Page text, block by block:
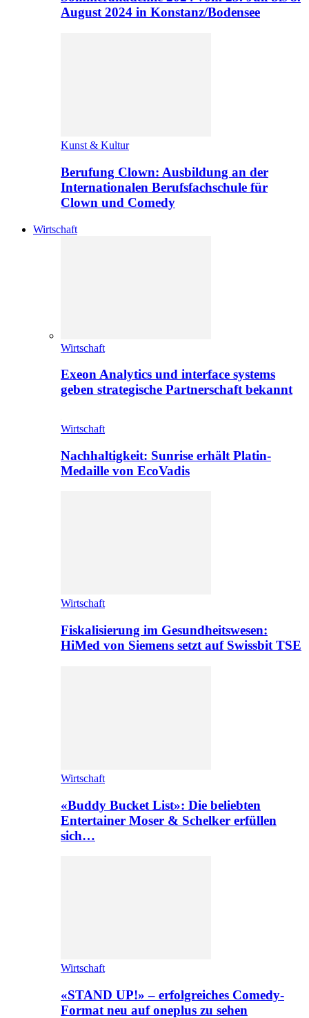
August 2024 in Konstanz/Bodensee
Kunst & Kultur
Berufung Clown: Ausbildung an der
Internationalen Berufsfachschule für
Clown und Comedy
Wirtschaft
Wirtschaft
Exeon Analytics und interface systems
geben strategische Partnerschaft bekannt
Wirtschaft
Nachhaltigkeit: Sunrise erhält Platin-
Medaille von EcoVadis
Wirtschaft
Fiskalisierung im Gesundheitswesen:
HiMed von Siemens setzt auf Swissbit TSE
Wirtschaft
«Buddy Bucket List»: Die beliebten
Entertainer Moser & Schelker erfüllen
sich…
Wirtschaft
«STAND UP!» – erfolgreiches Comedy-
Format neu auf oneplus zu sehen